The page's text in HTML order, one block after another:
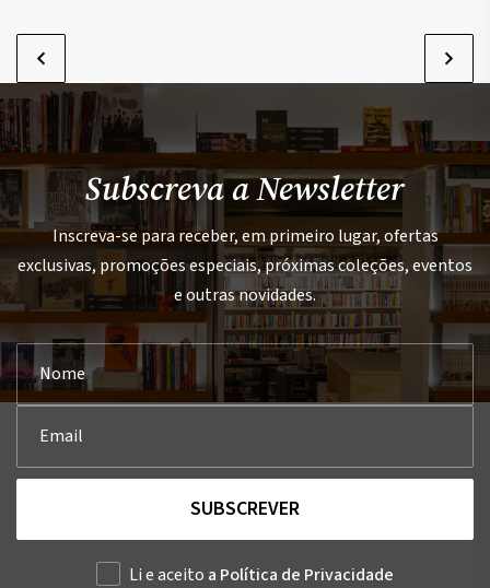
Subscreva a Newsletter
Inscreva-se para receber, em primeiro lugar, ofertas
exclusivas, promoções especiais, próximas coleções, eventos
e outras novidades.
SUBSCREVER
Li e aceito a Política de Privacidade